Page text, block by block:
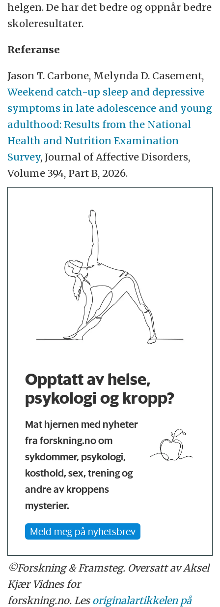
helgen. De har det bedre og oppnår bedre
skoleresultater.
Referanse
Jason T. Carbone, Melynda D. Casement,
Weekend catch-up sleep and depressive
symptoms in late adolescence and young
adulthood: Results from the National
Health and Nutrition Examination
Survey, Journal of Affective Disorders,
Volume 394, Part B, 2026.
Opptatt av helse,
psykologi og kropp?
Mat hjernen med nyheter
fra forskning.no om
sykdommer, psykologi,
kosthold, sex, trening og
andre av kroppens
mysterier.
Meld meg på nyhetsbrev
©Forskning & Framsteg. Oversatt av Aksel
Kjær Vidnes for
forskning.no. Les originalartikkelen på